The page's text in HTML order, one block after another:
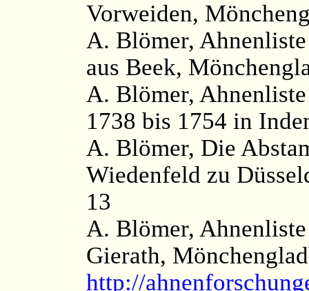
Vorweiden,
A. Blömer,
aus Beek,
A. Blömer,
1738 bis 1754 in
A. Blömer, Die
Wiedenfeld zu
13
A. Blömer,
Gierath,
http://